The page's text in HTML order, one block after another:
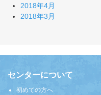
2018年4月
2018年3月
センターについて
初めての方へ